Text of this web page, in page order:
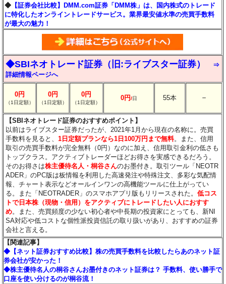
◆ 【証券会社比較】DMM.com証券「DMM株」は、国内株式のトレード
に特化したオンライントレードサービス。業界最安値水準の売買手数料
が最大の魅力！
◆SBIネオトレード証券（旧:ライブスター証券）
⇒
詳細情報ページへ
0円
（1日定額）
0円
（1日定額）
0円
（1日定額）
0円/日 55本 －
【SBIネオトレード証券のおすすめポイント】
以前はライブスター証券だったが、2021年1月から現在の名称に。売買
手数料を見ると、1日定額プランなら1日100万円まで無料。また、信用
取引の売買手数料が完全無料（0円）なのに加え、信用取引金利の低さも
トップクラス。アクティブトレーダーほどお得さを実感できるだろう。
そのお得さは株主優待名人・桐谷さんのお墨付き。取引ツール「NEOTR
ADER」のPC版は板情報を利用した高速発注や特殊注文、多彩な気配情
報、チャート表示などオールインワンの高機能ツールに仕上がってい
る。また「NEOTRADER」のスマホアプリ版もリリースされた。低コス
トで日本株（現物・信用）をアクティブにトレードしたい人におすす
め。また、売買頻度の少ない初心者や中長期の投資家にとっても、新NI
SA対応や低コストな個性派投資信託の取り扱いがあり、おすすめの証券
会社と言える。
【関連記事】
◆【ネット証券おすすめ比較】株の売買手数料を比較したらあのネット証
券会社が安かった！
◆株主優待名人の桐谷さんお墨付きのネット証券は？ 手数料、使い勝手で
口座を使い分けるのが桐谷流！